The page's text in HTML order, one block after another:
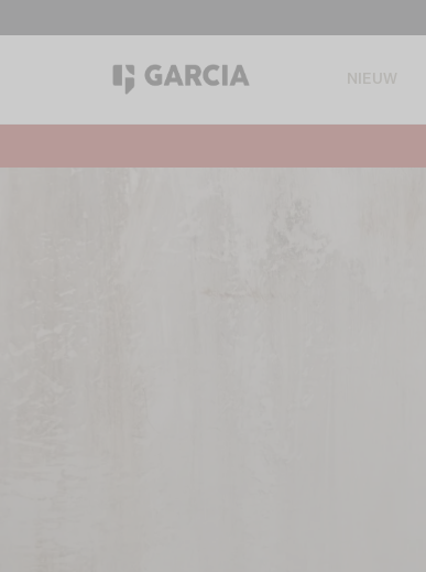
NIEUW